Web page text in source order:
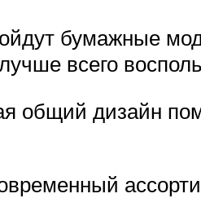
бумажные
всего
общий дизайн